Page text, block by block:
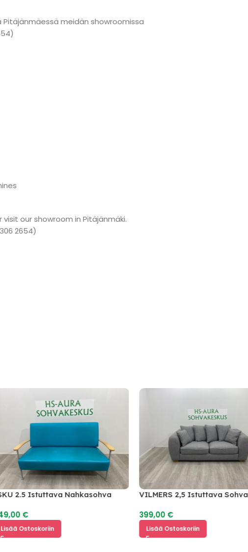
meidän showroomissa
our showroom in Pitäjänmäki.
2654)
Istuttava Nahkasohva
€
VILMERS 2,5 Istuttava Sohva
399,00€
Lisää Ostoskoriin